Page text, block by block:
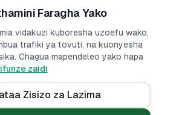
Faragha Yako
vidakuzi kuboresha uzoefu wako,
trafiki ya tovuti, na kuonyesha
Chagua mapendeleo yako hapa
zaidi
Zisizo za Lazima